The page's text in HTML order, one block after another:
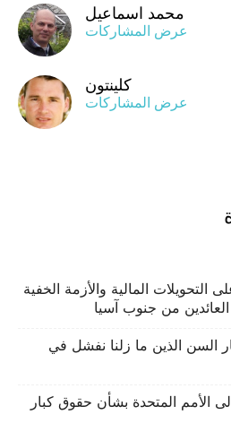
محمد اسماعيل
عرض المشاركات
كلينتون
عرض المشاركات
التحويلات المالية والأزمة الخفية
من جنوب آسيا
السن الذين ما زلنا نفشل في
الأمم المتحدة بشأن حقوق كبار